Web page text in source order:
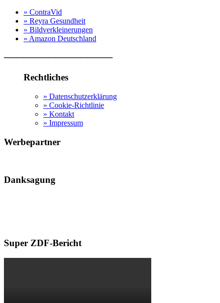
» ContraVid
» Reyra Gesundheit
» Bildverkleinerungen
» Amazon Deutschland
─────────────────
Rechtliches
» Datenschutzerklärung
» Cookie-Richtlinie
» Kontakt
» Impressum
Werbepartner
Danksagung
Super ZDF-Bericht